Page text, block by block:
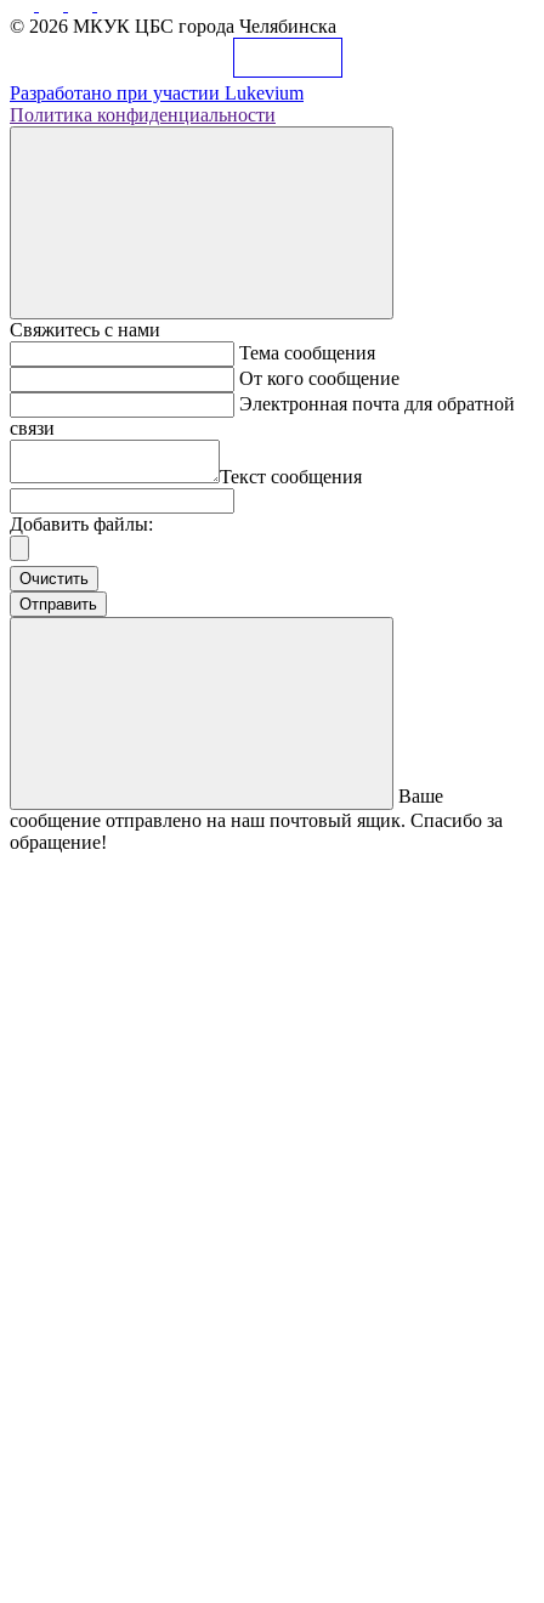
© 2026 МКУК ЦБС города Челябинска
Разработано при участии Lukevium
Политика конфиденциальности
Свяжитесь с нами
Тема сообщения
От кого сообщение
Электронная почта для обратной
связи
Текст сообщения
Добавить файлы:
Очистить
Отправить
Ваше
сообщение отправлено на наш почтовый ящик. Спасибо за
обращение!